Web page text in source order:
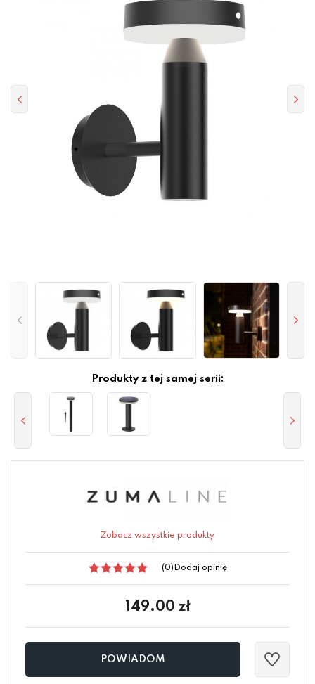
Produkty z tej samej serii:
Zobacz wszystkie produkty
(0) Dodaj opinię
149.00 zł
POWIADOM